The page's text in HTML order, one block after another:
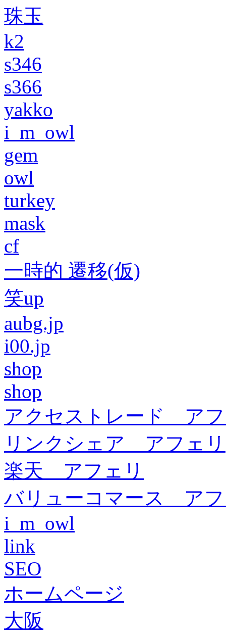
珠玉
k2
s346
s366
yakko
i_m_owl
gem
owl
turkey
mask
cf
一時的 遷移(仮)
笑up
aubg.jp
i00.jp
shop
shop
アクセストレード ア
リンクシェア アフェリ
楽天 アフェリ
バリューコマース ア
i_m_owl
link
SEO
ホームページ
大阪